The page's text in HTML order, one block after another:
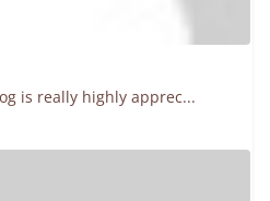
is really highly apprec...